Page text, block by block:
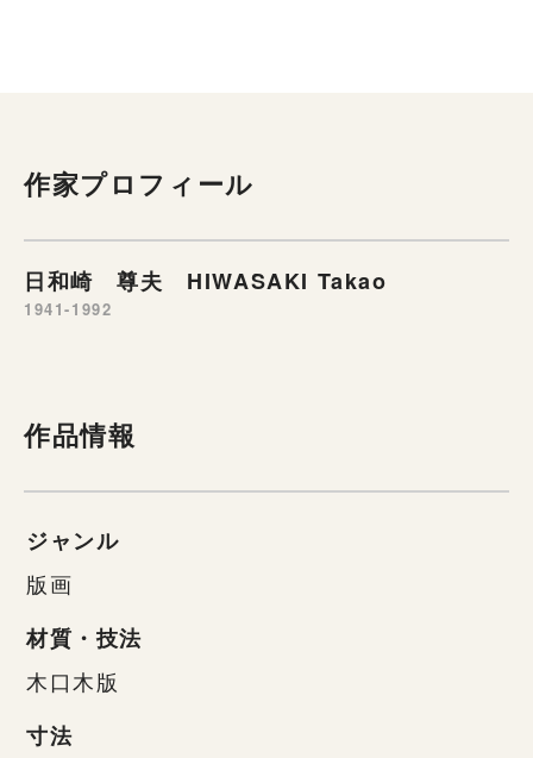
作家プロフィール
日和崎 尊夫 HIWASAKI Takao
1941-1992
作品情報
ジャンル
版画
材質・技法
木口木版
寸法